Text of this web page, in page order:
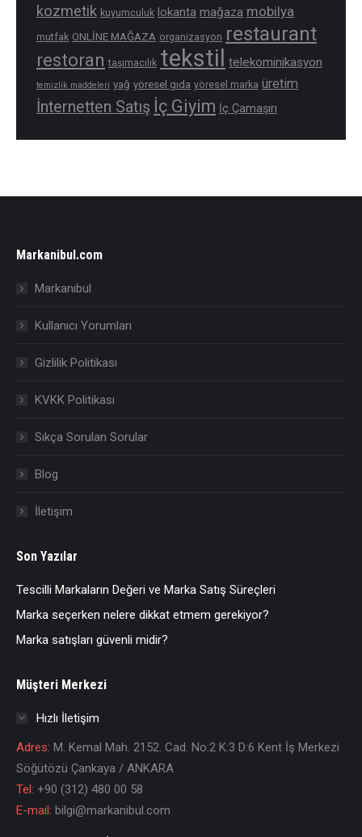
kozmetik kuyumculuk lokanta mağaza mobilya
mutfak ONLİNE MAĞAZA organizasyon restaurant
restoran taşımacılık tekstil telekominikasyon
temizlik maddeleri yağ yöresel gıda yöresel marka üretim
İnternetten Satış İç Giyim İç Çamaşırı
Markanibul.com
Markanıbul
Kullanıcı Yorumları
Gizlilik Politikası
KVKK Politikası
Sıkça Sorulan Sorular
Blog
İletişim
Son Yazılar
Tescilli Markaların Değeri ve Marka Satış Süreçleri
Marka seçerken nelere dikkat etmem gerekiyor?
Marka satışları güvenli midir?
Müşteri Merkezi
Hızlı İletişim
Adres: M. Kemal Mah. 2152. Cad. No:2 K:3 D:6 Kent İş Merkezi
Söğütözü Çankaya / ANKARA
Tel: +90 (312) 480 00 58
E-mail: bilgi@markanibul.com